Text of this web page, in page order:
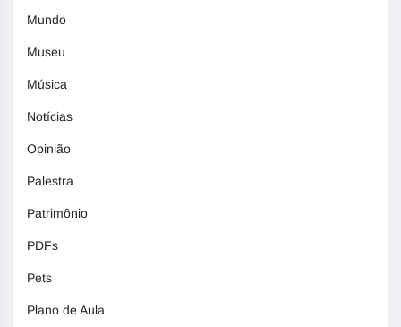
Mundo
Museu
Música
Notícias
Opinião
Palestra
Patrimônio
PDFs
Pets
Plano de Aula